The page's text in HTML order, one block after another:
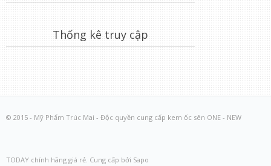
Thống kê truy cập
© 2015 - Mỹ Phẩm Trúc Mai - Độc quyền cung cấp kem ốc sên ONE - NEW
TODAY chính hãng giá rẻ. Cung cấp bởi Sapo